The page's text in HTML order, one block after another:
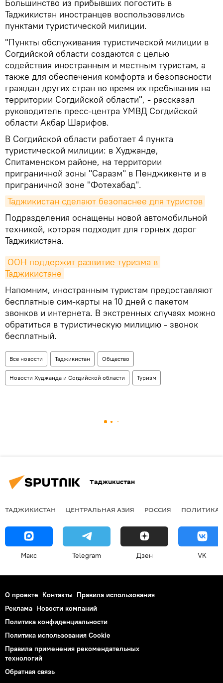
Большинство из прибывших погостить в
Таджикистан иностранцев воспользовались
пунктами туристической милиции.
"Пункты обслуживания туристической милиции в
Согдийской области создаются с целью
содействия иностранным и местным туристам, а
также для обеспечения комфорта и безопасности
граждан других стран во время их пребывания на
территории Согдийской области", - рассказал
руководитель пресс-центра УМВД Согдийской
области Акбар Шарифов.
В Согдийской области работает 4 пункта
туристической милиции: в Худжанде,
Спитаменском районе, на территории
приграничной зоны "Саразм" в Пенджикенте и в
приграничной зоне "Фотехабад".
Таджикистан сделают безопаснее для туристов
Подразделения оснащены новой автомобильной
техникой, которая подходит для горных дорог
Таджикистана.
ООН поддержит развитие туризма в
Таджикистане
Напомним, иностранным туристам предоставляют
бесплатные сим-карты на 10 дней с пакетом
звонков и интернета. В экстренных случаях можно
обратиться в туристическую милицию - звонок
бесплатный.
Все новости Таджикистан Общество
Новости Худжанда и Согдийской области Туризм
Таджикистан
ТАДЖИКИСТАН ЦЕНТРАЛЬНАЯ АЗИЯ РОССИЯ ПОЛИТИКА
Макс Telegram Дзен VK
О проекте Контакты Правила использования
Реклама Новости компаний
Политика конфиденциальности
Политика использования Cookie
Правила применения рекомендательных
технологий
Обратная связь